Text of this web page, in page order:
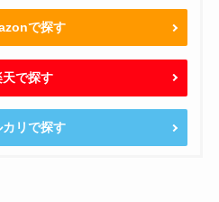
で探す
天で探す
カリで探す